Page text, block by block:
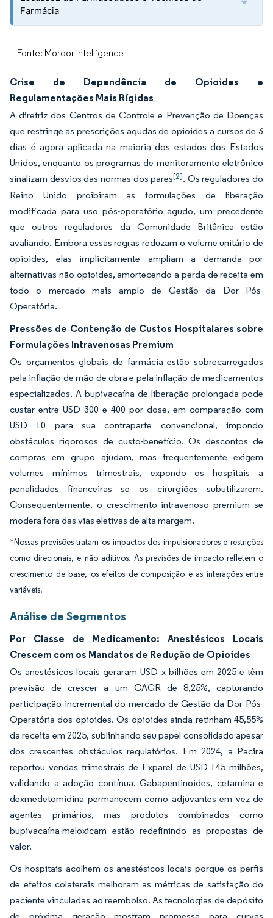
Farmácia
Fonte: Mordor Intelligence
Crise de Dependência de Opioides e
Regulamentações Mais Rígidas
A diretriz dos Centros de Controle e Prevenção de Doenças
que restringe as prescrições agudas de opioides a cursos de 3
dias é agora aplicada na maioria dos estados dos Estados
Unidos, enquanto os programas de monitoramento eletrônico
sinalizam desvios das normas dos pares[2]. Os reguladores do
Reino Unido proibiram as formulações de liberação
modificada para uso pós-operatório agudo, um precedente
que outros reguladores da Comunidade Britânica estão
avaliando. Embora essas regras reduzam o volume unitário de
opioides, elas implicitamente ampliam a demanda por
alternativas não opioides, amortecendo a perda de receita em
todo o mercado mais amplo de Gestão da Dor Pós-
Operatória.
Pressões de Contenção de Custos Hospitalares sobre
Formulações Intravenosas Premium
Os orçamentos globais de farmácia estão sobrecarregados
pela inflação de mão de obra e pela inflação de medicamentos
especializados. A bupivacaína de liberação prolongada pode
custar entre USD 300 e 400 por dose, em comparação com
USD 10 para sua contraparte convencional, impondo
obstáculos rigorosos de custo-benefício. Os descontos de
compras em grupo ajudam, mas frequentemente exigem
volumes mínimos trimestrais, expondo os hospitais a
penalidades financeiras se os cirurgiões subutilizarem.
Consequentemente, o crescimento intravenoso premium se
modera fora das vias eletivas de alta margem.
*Nossas previsões tratam os impactos dos impulsionadores e restrições
como direcionais, e não aditivos. As previsões de impacto refletem o
crescimento de base, os efeitos de composição e as interações entre
variáveis.
Análise de Segmentos
Por Classe de Medicamento: Anestésicos Locais
Crescem com os Mandatos de Redução de Opioides
Os anestésicos locais geraram USD x bilhões em 2025 e têm
previsão de crescer a um CAGR de 8,25%, capturando
participação incremental do mercado de Gestão da Dor Pós-
Operatória dos opioides. Os opioides ainda retinham 45,55%
da receita em 2025, sublinhando seu papel consolidado apesar
dos crescentes obstáculos regulatórios. Em 2024, a Pacira
reportou vendas trimestrais de Exparel de USD 145 milhões,
validando a adoção contínua. Gabapentinoides, cetamina e
dexmedetomidina permanecem como adjuvantes em vez de
agentes primários, mas produtos combinados como
bupivacaína-meloxicam estão redefinindo as propostas de
valor.
Os hospitais acolhem os anestésicos locais porque os perfis
de efeitos colaterais melhoram as métricas de satisfação do
paciente vinculadas ao reembolso. As tecnologias de depósito